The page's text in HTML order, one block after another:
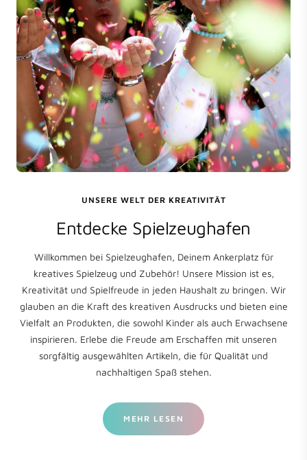
UNSERE WELT DER KREATIVITÄT
Entdecke Spielzeughafen
Willkommen bei Spielzeughafen, Deinem Ankerplatz für
kreatives Spielzeug und Zubehör! Unsere Mission ist es,
Kreativität und Spielfreude in jeden Haushalt zu bringen. Wir
glauben an die Kraft des kreativen Ausdrucks und bieten eine
Vielfalt an Produkten, die sowohl Kinder als auch Erwachsene
inspirieren. Erlebe die Freude am Erschaffen mit unseren
sorgfältig ausgewählten Artikeln, die für Qualität und
nachhaltigen Spaß stehen.
MEHR LESEN